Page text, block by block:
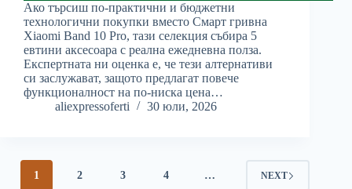
Ако търсиш по-практични и бюджетни
технологични покупки вместо Смарт гривна
Xiaomi Band 10 Pro, тази селекция събира 5
евтини аксесоара с реална ежедневна полза.
Експертната ни оценка е, че тези алтернативи
си заслужават, защото предлагат повече
функционалност на по-ниска цена…
aliexpressoferti
30 юли, 2026
1 2 3 4 … NEXT